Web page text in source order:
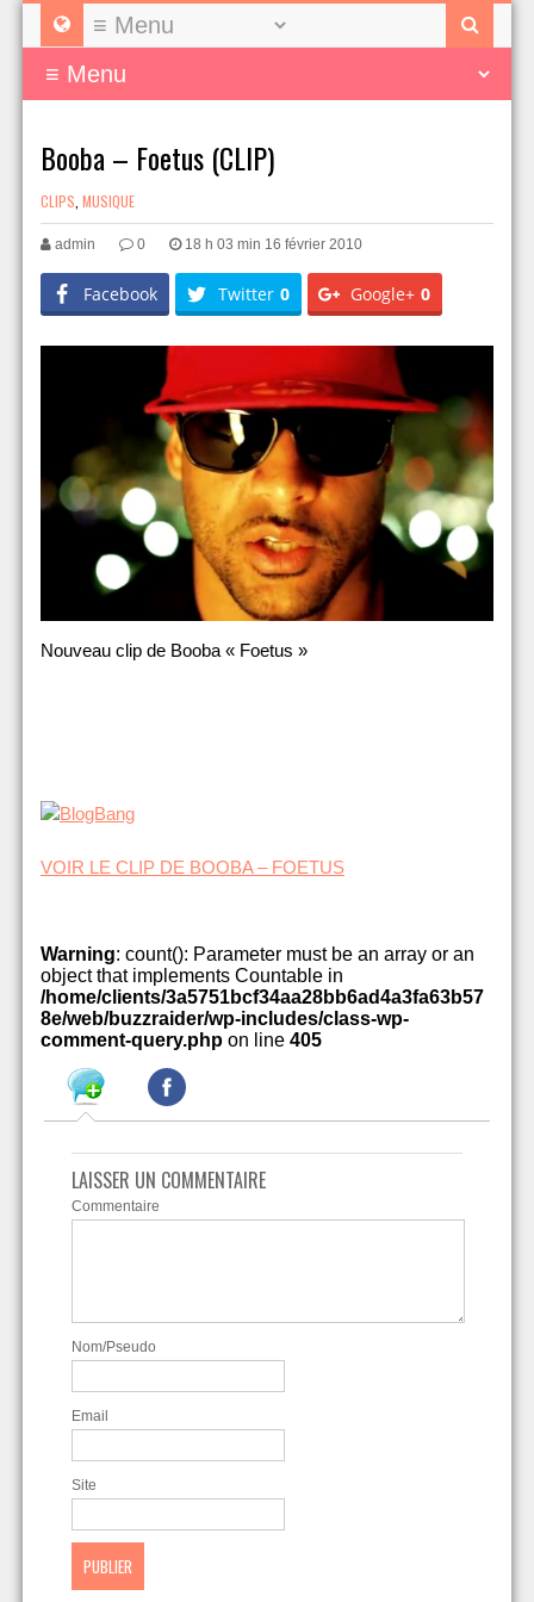
Booba – Foetus (CLIP)
CLIPS MUSIQUE
admin 0 18 h 03 min 16 février 2010
Facebook Twitter 0 Google+ 0
Nouveau clip de Booba « Foetus »
VOIR LE CLIP DE BOOBA – FOETUS
Warning: count(): Parameter must be an array or an
object that implements Countable in
/home/clients/3a5751bcf34aa28bb6ad4a3fa63b57
8e/web/buzzraider/wp-includes/class-wp-
comment-query.php on line 405
LAISSER UN COMMENTAIRE
Commentaire
Nom/Pseudo
Email
Site